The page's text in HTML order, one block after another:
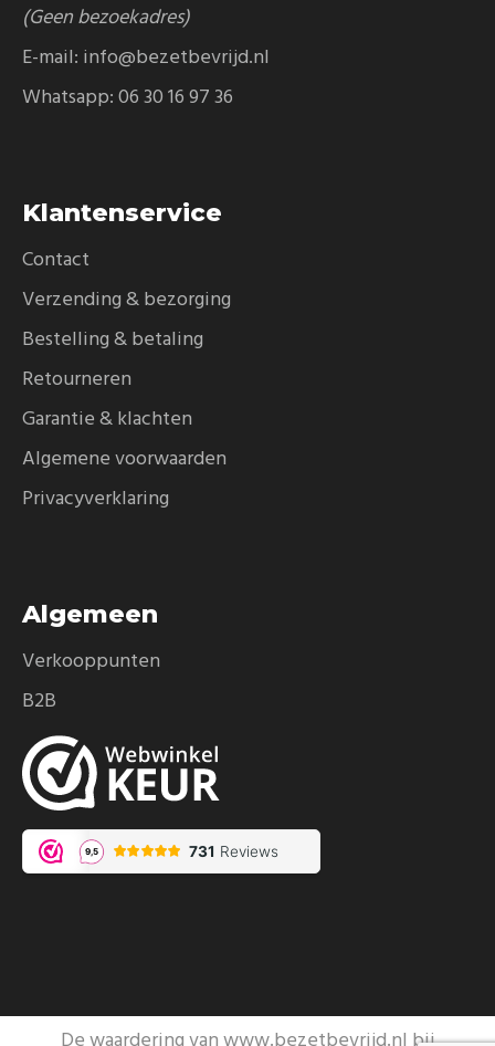
(Geen bezoekadres)
E-mail: info@bezetbevrijd.nl
Whatsapp:06 30 16 97 36
Klantenservice
Contact
Verzending & bezorging
Bestelling & betaling
Retourneren
Garantie & klachten
Algemene voorwaarden
Privacyverklaring
Algemeen
Verkooppunten
B2B